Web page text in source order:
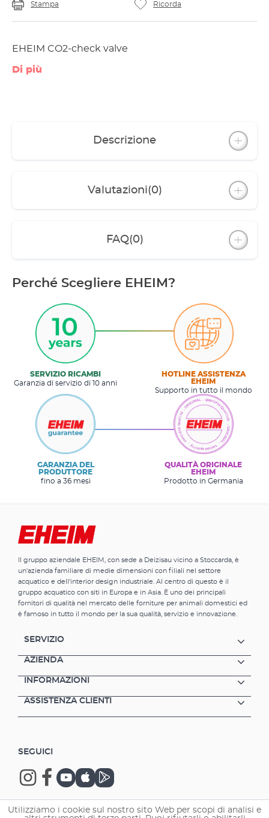
Stampa Ricorda
EHEIM CO2-check valve
Di più
Descrizione
Valutazioni(0)
FAQ(0)
Perché Scegliere EHEIM?
SERVIZIO RICAMBI
Garanzia di servizio di 10 anni
HOTLINE ASSISTENZA
EHEIM
Supporto in tutto il mondo
GARANZIA DEL
PRODUTTORE
fino a 36 mesi
QUALITÀ ORIGINALE
EHEIM
Prodotto in Germania
Il gruppo aziendale EHEIM, con sede a Deizisau vicino a Stoccarda, è
un'azienda familiare di medie dimensioni con filiali nel settore
acquatico e dell'interior design industriale. Al centro di questo è il
gruppo acquatico con siti in Europa e in Asia. È uno dei principali
fornitori di qualità nel mercato delle forniture per animali domestici ed
è famoso in tutto il mondo per la sua qualità, servizio e innovazione.
SERVIZIO
AZIENDA
INFORMAZIONI
ASSISTENZA CLIENTI
SEGUICI
Utilizziamo i cookie sul nostro sito Web per scopi di analisi e